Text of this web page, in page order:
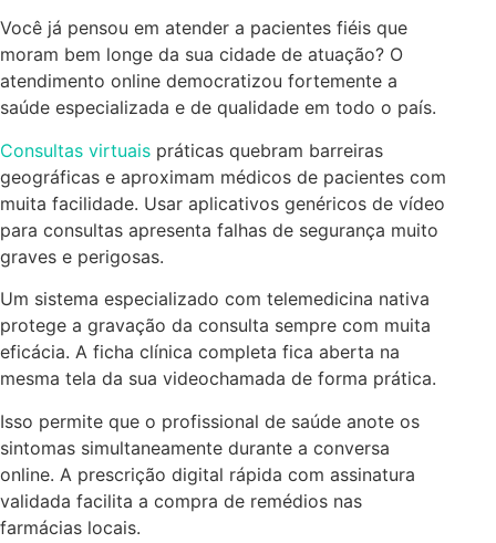
Você já pensou em atender a pacientes fiéis que
moram bem longe da sua cidade de atuação? O
atendimento online democratizou fortemente a
saúde especializada e de qualidade em todo o país.
Consultas virtuais práticas quebram barreiras
geográficas e aproximam médicos de pacientes com
muita facilidade. Usar aplicativos genéricos de vídeo
para consultas apresenta falhas de segurança muito
graves e perigosas.
Um sistema especializado com telemedicina nativa
protege a gravação da consulta sempre com muita
eficácia. A ficha clínica completa fica aberta na
mesma tela da sua videochamada de forma prática.
Isso permite que o profissional de saúde anote os
sintomas simultaneamente durante a conversa
online. A prescrição digital rápida com assinatura
validada facilita a compra de remédios nas
farmácias locais.